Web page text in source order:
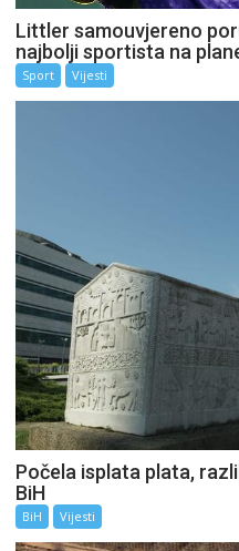
Littler samouvjereno
najbolji sportista na
Sport Vijesti
Počela isplata plata,
BiH
BiH Vijesti